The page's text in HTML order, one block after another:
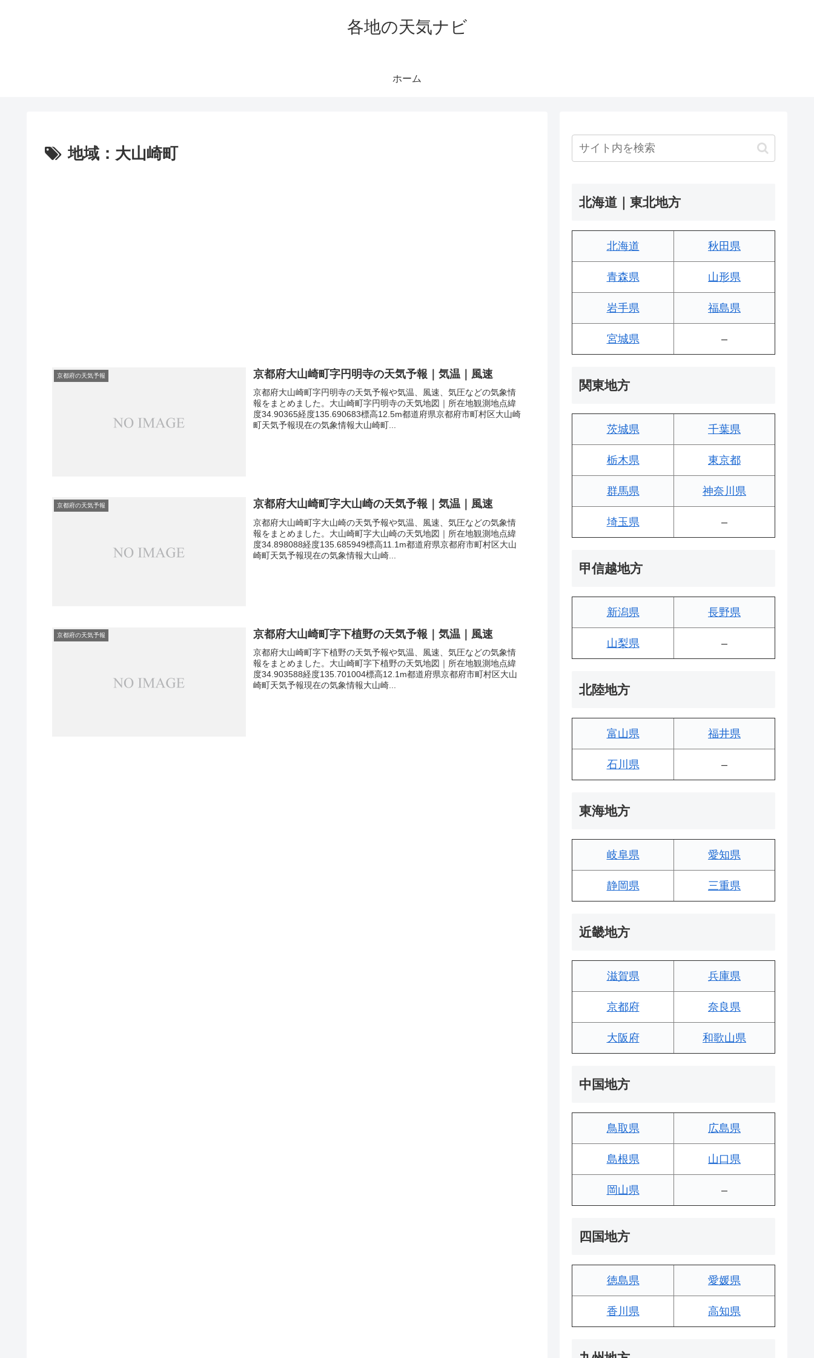
各地の天気ナビ
ホーム
地域：大山崎町
京都府の天気予報 京都府大山崎町字円明寺の天気予報｜気温｜風速
京都府大山崎町字円明寺の天気予報や気温、風速、気圧などの気象情
報をまとめました。大山崎町字円明寺の天気地図｜所在地観測地点緯
度34.90365経度135.690683標高12.5m都道府県京都府市町村区大山崎
町天気予報現在の気象情報大山崎町...
京都府の天気予報 京都府大山崎町字大山崎の天気予報｜気温｜風速
京都府大山崎町字大山崎の天気予報や気温、風速、気圧などの気象情
報をまとめました。大山崎町字大山崎の天気地図｜所在地観測地点緯
度34.898088経度135.685949標高11.1m都道府県京都府市町村区大山
崎町天気予報現在の気象情報大山崎...
京都府の天気予報 京都府大山崎町字下植野の天気予報｜気温｜風速
京都府大山崎町字下植野の天気予報や気温、風速、気圧などの気象情
報をまとめました。大山崎町字下植野の天気地図｜所在地観測地点緯
度34.903588経度135.701004標高12.1m都道府県京都府市町村区大山
崎町天気予報現在の気象情報大山崎...
北海道｜東北地方
北海道 秋田県
青森県 山形県
岩手県 福島県
宮城県 –
関東地方
茨城県 千葉県
栃木県 東京都
群馬県 神奈川県
埼玉県 –
甲信越地方
新潟県 長野県
山梨県 –
北陸地方
富山県 福井県
石川県 –
東海地方
岐阜県 愛知県
静岡県 三重県
近畿地方
滋賀県 兵庫県
京都府 奈良県
大阪府 和歌山県
中国地方
鳥取県 広島県
島根県 山口県
岡山県 –
四国地方
徳島県 愛媛県
香川県 高知県